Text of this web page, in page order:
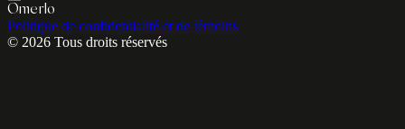
Omerlo
Politique de confidentialité et de témoins
© 2026 Tous droits réservés